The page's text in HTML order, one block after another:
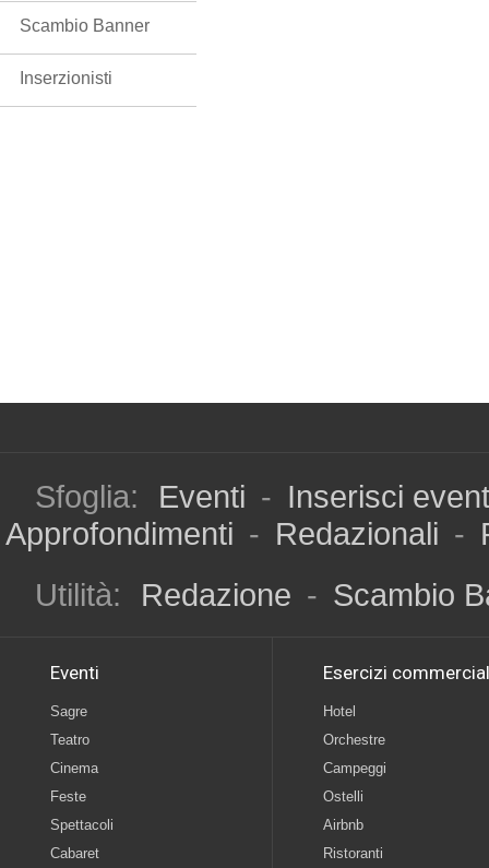
Scambio Banner
Inserzionisti
Sfoglia: Eventi - Inserisci
Approfondimenti - Redazionali -
Utilità:
Redazione - Scambio
Eventi
Sagre
Teatro
Cinema
Feste
Spettacoli
Cabaret
Esercizi
Hotel
Orchestre
Campeggi
Ostelli
Airbnb
Ristoranti